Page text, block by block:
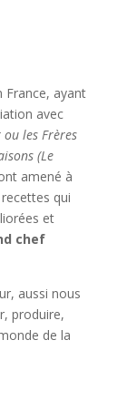
France, ayant
avec
les Frères
(Le
amené à
qui
et
chef
aussi nous
produire,
de la